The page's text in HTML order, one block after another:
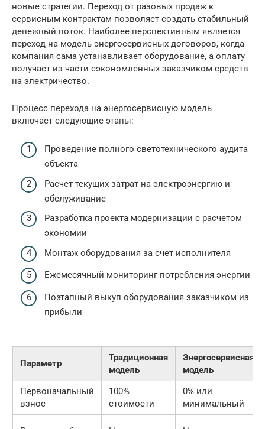
новые стратегии. Переход от разовых продаж к
сервисным контрактам позволяет создать стабильный
денежный поток. Наиболее перспективным является
переход на модель энергосервисных договоров, когда
компания сама устанавливает оборудование, а оплату
получает из части сэкономленных заказчиком средств
на электричество.
Процесс перехода на энергосервисную модель
включает следующие этапы:
Проведение полного светотехнического аудита
объекта
Расчет текущих затрат на электроэнергию и
обслуживание
Разработка проекта модернизации с расчетом
экономии
Монтаж оборудования за счет исполнителя
Ежемесячный мониторинг потребления энергии
Поэтапный выкуп оборудования заказчиком из
прибыли
Параметр
Традиционная
модель
Энергосервисная
модель
Первоначальный
взнос
100%
стоимости
0% или
минимальный